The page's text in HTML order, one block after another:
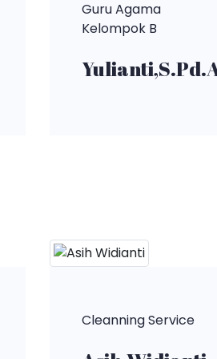
Guru Agama
Kelompok B
Cleanning Service